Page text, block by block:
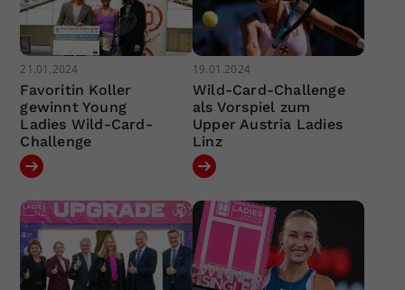
21.01.2024
Favoritin Koller
gewinnt Young
Ladies Wild-Card-
Challenge
19.01.2024
Wild-Card-Challenge
als Vorspiel zum
Upper Austria Ladies
Linz